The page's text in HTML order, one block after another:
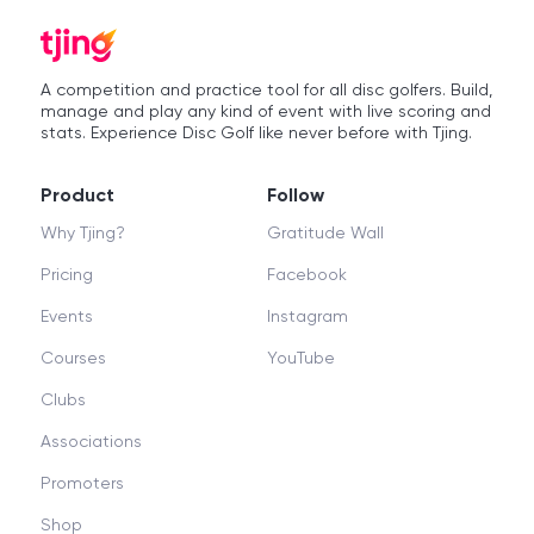
A competition and practice tool for all disc golfers. Build,
manage and play any kind of event with live scoring and
stats. Experience Disc Golf like never before with Tjing.
Product
Why Tjing?
Pricing
Events
Courses
Clubs
Associations
Promoters
Shop
Follow
Gratitude Wall
Facebook
Instagram
YouTube